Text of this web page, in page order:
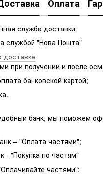
Оплата
служба доставки
службой "Нова Пошта"
доставке
при получении и после
банковской картой;
банк, мы поможем
– "Оплата частями";
- "Покупка по частям"
частями";